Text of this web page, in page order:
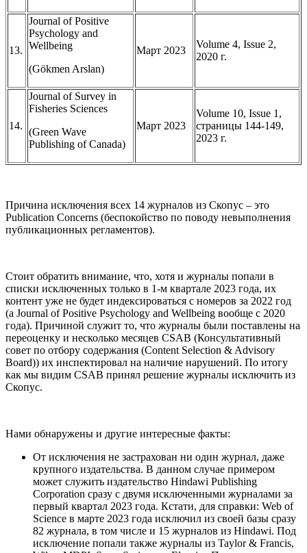
13.
Journal of Positive
Psychology and
Wellbeing
(Gökmen Arslan)
Март 2023
Volume 4, Issue 2,
2020 г.
14.
Journal of Survey in
Fisheries Sciences
(Green Wave
Publishing of Canada)
Март 2023
Volume 10, Issue 1,
страницы 144-149,
2023 г.
Причина исключения всех 14 журналов из Скопус – это
Publication Concerns (беспокойство по поводу невыполнения
публикационных регламентов).
Стоит обратить внимание, что, хотя и журналы попали в
списки исключенных только в 1-м квартале 2023 года, их
контент уже не будет индексироваться с номеров за 2022 год
(а Journal of Positive Psychology and Wellbeing вообще с 2020
года). Причиной служит то, что журналы были поставлены на
переоценку и несколько месяцев CSAB (Консультативный
совет по отбору содержания (Content Selection & Advisory
Board)) их инспектировал на наличие нарушений. По итогу
как мы видим CSAB принял решение журналы исключить из
Скопус.
Нами обнаружены и другие интересные факты:
От исключения не застрахован ни один журнал, даже
крупного издательства. В данном случае примером
может служить издательство Hindawi Publishing
Corporation сразу с двумя исключенными журналами за
первый квартал 2023 года. Кстати, для справки: Web of
Science в марте 2023 года исключил из своей базы сразу
82 журнала, в том числе и 15 журналов из Hindawi. Под
исключение попали также журналы из Taylor & Francis,